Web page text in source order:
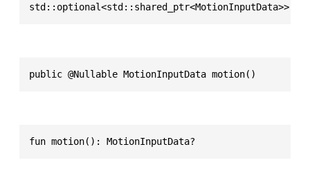
std::optional<std::shared_ptr<MotionInputData>>
public @Nullable MotionInputData motion()
fun motion(): MotionInputData?